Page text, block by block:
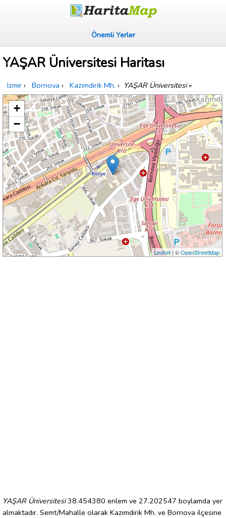
Önemli Yerler
YAŞAR Üniversitesi Haritası
Izmir › Bornova › Kazımdirik Mh. › YAŞAR Üniversitesi»
+
−
Leaflet| ©OpenStreetMap
YAŞAR Üniversitesi38.454380 enlem ve 27.202547 boylamda yer
almaktadır. Semt/Mahalle olarak Kazımdirik Mh. ve Bornova ilçesine